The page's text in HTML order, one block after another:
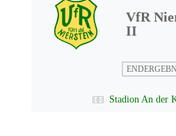
VfR
II
Stadion An der